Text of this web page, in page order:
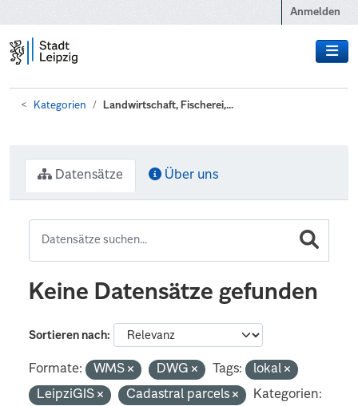
Anmelden
Kategorien Landwirtschaft, Fischerei,...
Datensätze Über uns
Keine Datensätze gefunden
Sortieren nach
Formate: WMS DWG Tags:
lokal
LeipziGIS
Cadastral parcels
Kategorien: